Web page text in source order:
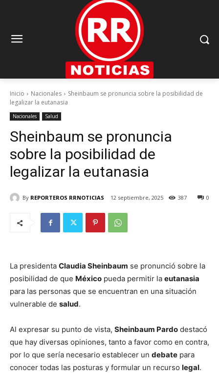
Inicio Nacionales
Sheinbaum se pronuncia sobre la posibilidad de
legalizar la eutanasia
Nacionales Salud
Sheinbaum se pronuncia
sobre la posibilidad de
legalizar la eutanasia
By REPORTEROS RRNOTICIAS 12 septiembre, 2025 0
387
La presidenta Claudia Sheinbaum se pronunció sobre la
posibilidad de que México pueda permitir la eutanasia
para las personas que se encuentran en una situación
vulnerable de salud.
Al expresar su punto de vista, Sheinbaum Pardo destacó
que hay diversas opiniones, tanto a favor como en contra,
por lo que sería necesario establecer un debate para
conocer todas las posturas y formular un recurso legal.